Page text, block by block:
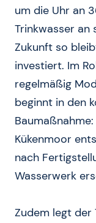
um die Uhr an
Trinkwasser an
Zukunft so
investiert. Im
regelmäßig
beginnt in den
Kükenmoor
nach
Wasserwerk
Zudem legt der